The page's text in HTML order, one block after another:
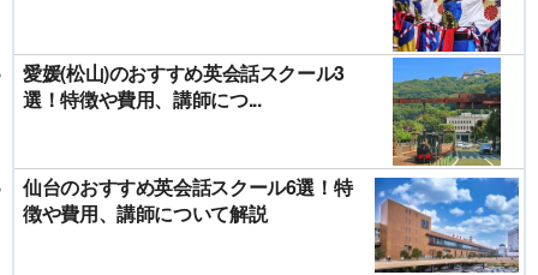
愛媛(松山)のおすすめ英会話スクール3
選！特徴や費用、講師につ...
仙台のおすすめ英会話スクール6選！特
徴や費用、講師について解説